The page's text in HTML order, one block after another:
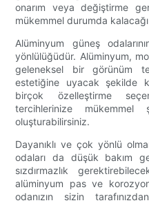
onarım veya değiştirme
mükemmel durumda kalacağı
Alüminyum güneş
yönlülüğüdür. Alüminyum,
geleneksel bir görünüm
estetiğine uyacak şekilde
birçok özelleştirme
tercihlerinize
oluşturabilirsiniz.
Dayanıklı ve çok yönlü
odaları da düşük bakım
sızdırmazlık
alüminyum pas ve
odanızın sizin